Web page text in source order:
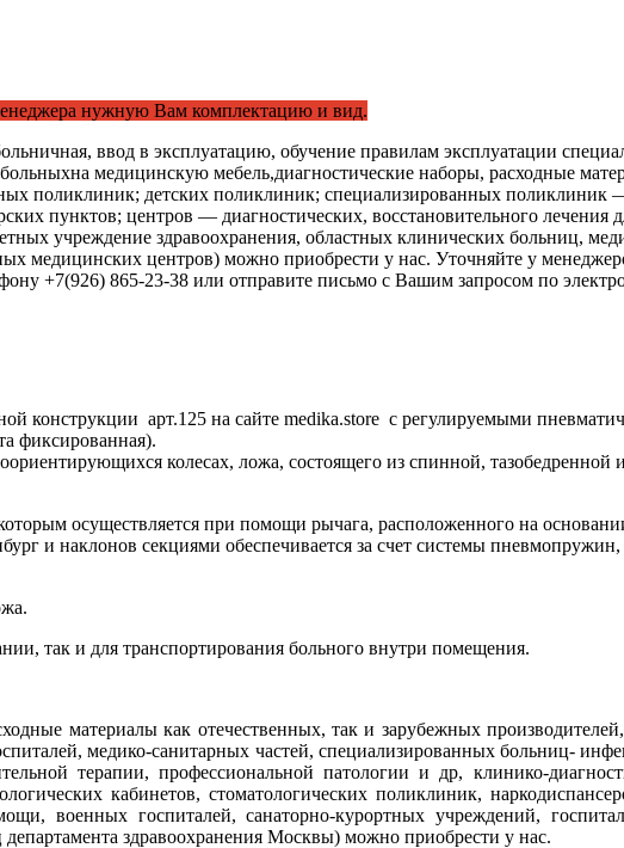
нужную Вам комплектацию и вид.
ввод в эксплуатацию, обучение правилам эксплуатации
медицинскую мебель,диагностические наборы, расходные
поликлиник; детских поликлиник; специализированных поликлиник
пунктов; центров — диагностических, восстановительного лечения
учреждение здравоохранения, областных клинических больниц,
медицинских центров) можно приобрести у нас. Уточняйте у
+7(926) 865-23-38 или отправите письмо с Вашим запросом по
конструкции арт.125 на сайте medika.store с регулируемыми
фиксированная).
колесах, ложа, состоящего из спинной,
осуществляется при помощи рычага, расположенного на
и наклонов секциями обеспечивается за счет системы
так и для транспортирования больного внутри помещения.
материалы как отечественных, так и зарубежных
медико-санитарных частей, специализированных больниц-
терапии, профессиональной патологии и др, клинико-
кабинетов, стоматологических поликлиник,
военных госпиталей, санаторно-курортных учреждений,
здравоохранения Москвы) можно приобрести у нас.